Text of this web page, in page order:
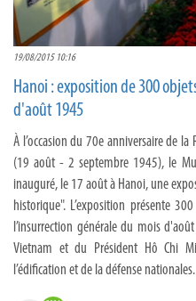
19/08/2015 10:16
Hanoi : exposition de 300
d'août 1945
À l’occasion du 70e anniversaire de
(19 août - 2 septembre 1945), le
inauguré, le 17 août à Hanoi, une
historique". L’exposition présente
l’insurrection générale du mois
Vietnam et du Président Hô Chi
l’édification et de la défense nationales.